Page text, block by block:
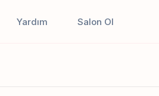
Yardım Salon Ol